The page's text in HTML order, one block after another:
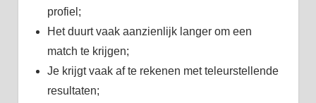
profiel;
Het duurt vaak aanzienlijk langer om een
match te krijgen;
Je krijgt vaak af te rekenen met teleurstellende
resultaten;